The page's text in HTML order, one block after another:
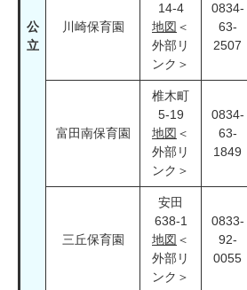
公
立
川崎保育園
14-4
地図 ＜
外部リ
ンク＞
0834-
63-
2507
富田南保育園
椎木町
5-19
地図 ＜
外部リ
ンク＞
0834-
63-
1849
三丘保育園
安田
638-1
地図 ＜
外部リ
ンク＞
0833-
92-
0055